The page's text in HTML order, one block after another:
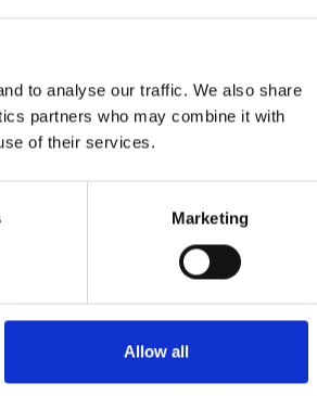
to analyse our traffic. We also share
partners who may combine it with
of their services.
Marketing
Allow all